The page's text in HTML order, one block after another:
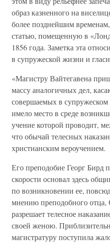
образ казненного на
более позднейшим
статью, помещенную в
1856 года. Заметка эта
в супружеской жизни и
«Магистру Вайтегавена
массу аналогичных дел,
совершаемых в
имело место в среде
учение которой проводит,
что обычай телесных
христианским вероучением.
Его преподобие Георг Бирд
скорости основал здесь
по возникновении ее,
мнению преподобного
разрешает телесное
своей женою.
магистратуру поступила